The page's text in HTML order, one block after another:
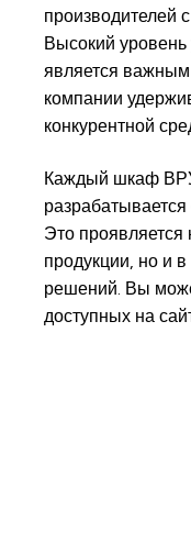
производителей
Высокий уровень
является
компании
конкурентной
Каждый шкаф
Это проявляется
продукции, но и
решений. Вы
доступных на